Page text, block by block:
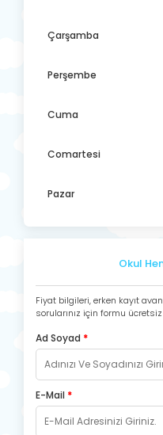
Çarşamba
Perşembe
Cuma
Comartesi
Pazar
Okul
Fiyat bilgileri, erken kayıt
sorularınız için formu
Ad Soyad *
E-Mail *